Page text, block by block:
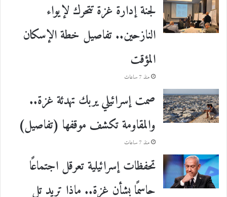
لجنة إدارة غزة تتحرك لإيواء
النازحين.. تفاصيل خطة الإسكان
المؤقت
منذ 7 ساعات
صمت إسرائيلي يربك تهدئة غزة..
والمقاومة تكشف موقفها (تفاصيل)
منذ 7 ساعات
تحفظات إسرائيلية تعرقل اجتماعًا
حاسمًا بشأن غزة.. ماذا تريد تل